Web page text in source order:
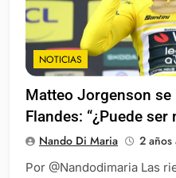
NOTICIAS
Matteo Jorgenson
Flandes: “¿Puede ser
Nando Di Maria 2 años
Por @Nandodimaria Las